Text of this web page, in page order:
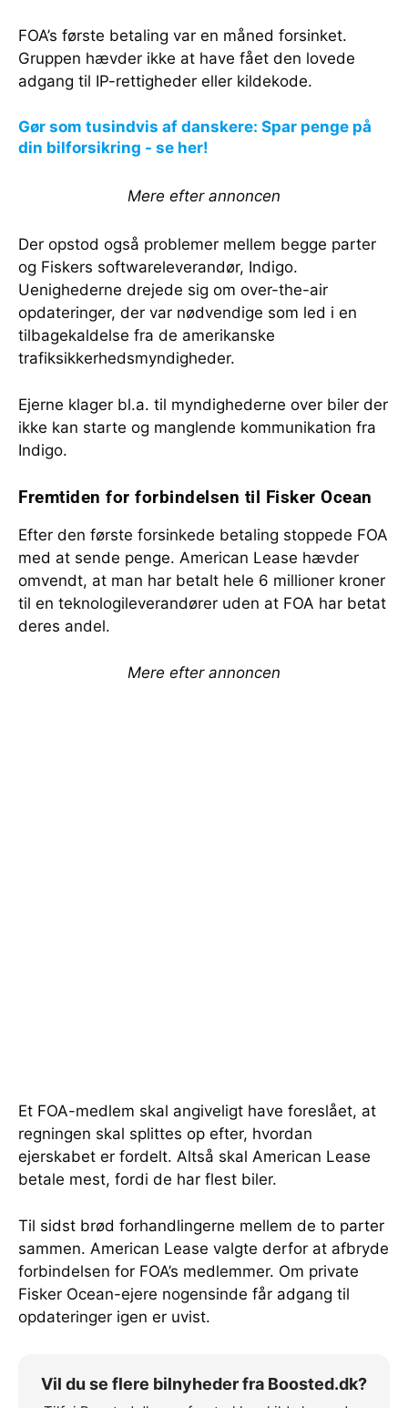
FOA’s første betaling var en måned forsinket.
Gruppen hævder ikke at have fået den lovede
adgang til IP-rettigheder eller kildekode.
Gør som tusindvis af danskere: Spar penge på
din bilforsikring - se her!
Mere efter annoncen
Der opstod også problemer mellem begge parter
og Fiskers softwareleverandør, Indigo.
Uenighederne drejede sig om over-the-air
opdateringer, der var nødvendige som led i en
tilbagekaldelse fra de amerikanske
trafiksikkerhedsmyndigheder.
Ejerne klager bl.a. til myndighederne over biler der
ikke kan starte og manglende kommunikation fra
Indigo.
Fremtiden for forbindelsen til Fisker Ocean
Efter den første forsinkede betaling stoppede FOA
med at sende penge. American Lease hævder
omvendt, at man har betalt hele 6 millioner kroner
til en teknologileverandører uden at FOA har betat
deres andel.
Mere efter annoncen
Et FOA-medlem skal angiveligt have foreslået, at
regningen skal splittes op efter, hvordan
ejerskabet er fordelt. Altså skal American Lease
betale mest, fordi de har flest biler.
Til sidst brød forhandlingerne mellem de to parter
sammen. American Lease valgte derfor at afbryde
forbindelsen for FOA’s medlemmer. Om private
Fisker Ocean-ejere nogensinde får adgang til
opdateringer igen er uvist.
Vil du se flere bilnyheder fra Boosted.dk?